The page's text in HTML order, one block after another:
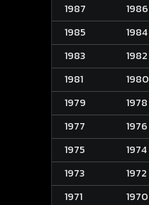
1987
1986
1985
1984
1983
1982
1981
1980
1979
1978
1977
1976
1975
1974
1973
1972
1971
1970